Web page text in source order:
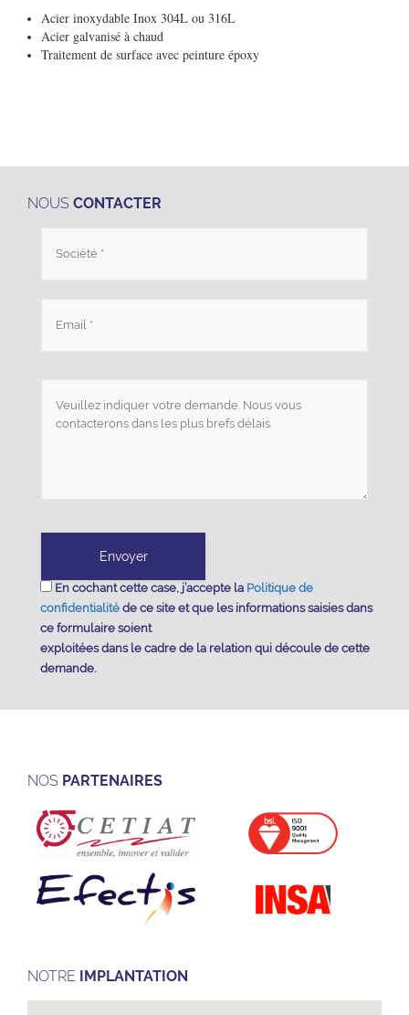
Acier inoxydable Inox 304L ou 316L
Acier galvanisé à chaud
Traitement de surface avec peinture époxy
NOUS CONTACTER
En cochant cette case, j’accepte la Politique de
confidentialité de ce site et que les informations saisies dans
ce formulaire soient
exploitées dans le cadre de la relation qui découle de cette
demande.
NOS PARTENAIRES
NOTRE IMPLANTATION